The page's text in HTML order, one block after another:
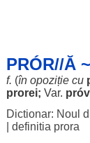
PRÓR//Ă
f. (în opozițiecu
prorei; Var.
Dictionar: Noul
definitia prora